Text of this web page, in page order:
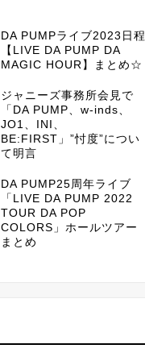
DA PUMPライブ2023日程
【LIVE DA PUMP DA
MAGIC HOUR】まとめ☆
ジャニーズ事務所会見で
「DA PUMP、w-inds、
JO1、INI、
BE:FIRST」”忖度”につい
て明言
DA PUMP25周年ライブ
「LIVE DA PUMP 2022
TOUR DA POP
COLORS」ホールツアー
まとめ